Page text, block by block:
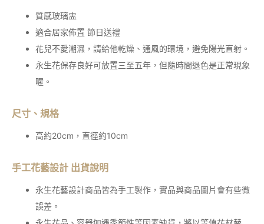
質感玻璃盅
適合居家佈置 節日送禮
花兒不愛潮濕，請給他乾燥、通風的環境，避免陽光直射。
永生花保存良好可放置三至五年，但隨時間退色是正常現象
喔。
尺寸、規格
高約20cm，直徑約10cm
手工花藝設計 出貨說明
永生花藝設計商品皆為手工製作，實品與商品圖片會有些微
誤差。